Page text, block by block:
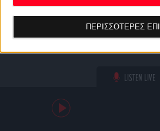
επιστρέφοντας σε αυτόν τον ιστότοπο
κουμπί "Απορρήτου" στο κάτω μέρος
ΠΕΡΙΣΣΟΤΕΡΕΣ
LISTEN LIVE